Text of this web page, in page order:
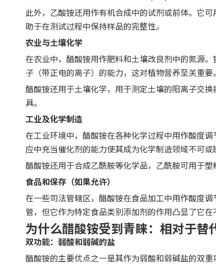
此外，乙酸铵还用作有机合成中的试剂或前体。它
助于在测试过程中保持样品的完整性。
农业与土壤化学
在农业中，醋酸铵用作肥料和土壤改良剂中的氮源
子（带正电的离子）的能力，这对植物营养至关重要。
醋酸铵还用于土壤化学，用于测定土壤的阳离子交
具。
工业及化学制造
在工业环境中，醋酸铵在各种化学过程中用作酸度
应中充当催化剂的能力使其成为化学制造领域不可或
醋酸铵还用于合成乙酰胺等化学品，乙酰胺可用于
食品和保存（如果允许）
在一些司法管辖区，醋酸铵在食品加工中用作酸度
管，但它作为特定食品类别添加剂的作用凸显了它在
为什么醋酸铵受到青睐：相对于替
双功能：弱酸和弱碱的盐
醋酸铵的主要优点之一是其作为弱酸和弱碱盐的双